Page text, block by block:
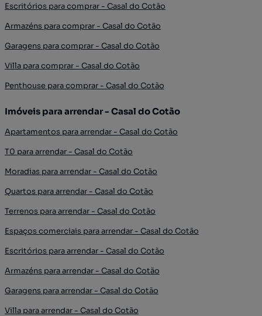
Escritórios para comprar - Casal do Cotão
Armazéns para comprar - Casal do Cotão
Garagens para comprar - Casal do Cotão
Villa para comprar - Casal do Cotão
Penthouse para comprar - Casal do Cotão
Imóveis para arrendar - Casal do Cotão
Apartamentos para arrendar - Casal do Cotão
T0 para arrendar - Casal do Cotão
Moradias para arrendar - Casal do Cotão
Quartos para arrendar - Casal do Cotão
Terrenos para arrendar - Casal do Cotão
Espaços comerciais para arrendar - Casal do Cotão
Escritórios para arrendar - Casal do Cotão
Armazéns para arrendar - Casal do Cotão
Garagens para arrendar - Casal do Cotão
Villa para arrendar - Casal do Cotão